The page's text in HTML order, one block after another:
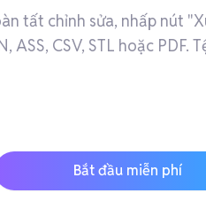
tất chỉnh sửa, nhấp nút
ASS, CSV, STL hoặc
Bắt đầu miễn phí